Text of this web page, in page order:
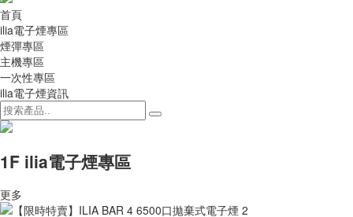
首頁
ilia電子煙專區
煙彈專區
主機專區
一次性專區
ilia電子煙資訊
1F ilia電子煙專區
更多